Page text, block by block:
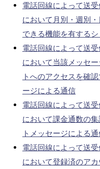
電話回線によって送
において月別・週別
できる機能を有する
電話回線によって送
において当該メッセ
トへのアクセスを確
ージによる通信
電話回線によって送
において課金通数の
トメッセージによる
電話回線によって送
において登録済のア